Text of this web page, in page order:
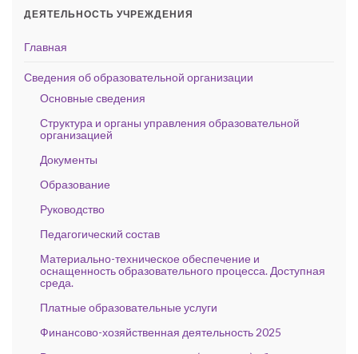
ДЕЯТЕЛЬНОСТЬ УЧРЕЖДЕНИЯ
Главная
Сведения об образовательной организации
Основные сведения
Структура и органы управления образовательной
организацией
Документы
Образование
Руководство
Педагогический состав
Материально-техническое обеспечение и
оснащенность образовательного процесса. Доступная
среда.
Платные образовательные услуги
Финансово-хозяйственная деятельность 2025